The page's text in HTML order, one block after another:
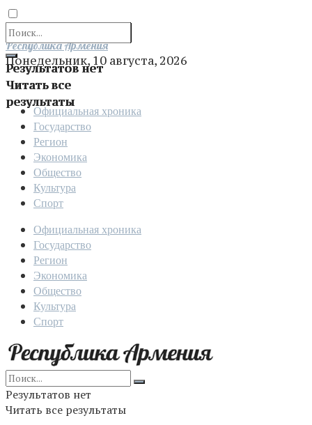
Результатов нет
Читать все
результаты
Отправить
Республика Армения
Понедельник, 10 августа, 2026
Официальная хроника
Государство
Регион
Экономика
Общество
Культура
Спорт
Официальная хроника
Государство
Регион
Экономика
Общество
Культура
Спорт
Результатов нет
Читать все результаты